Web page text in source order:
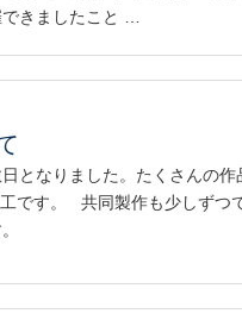
できましたこと …
となりました。たくさんの作
です。 共同製作も少しずつ